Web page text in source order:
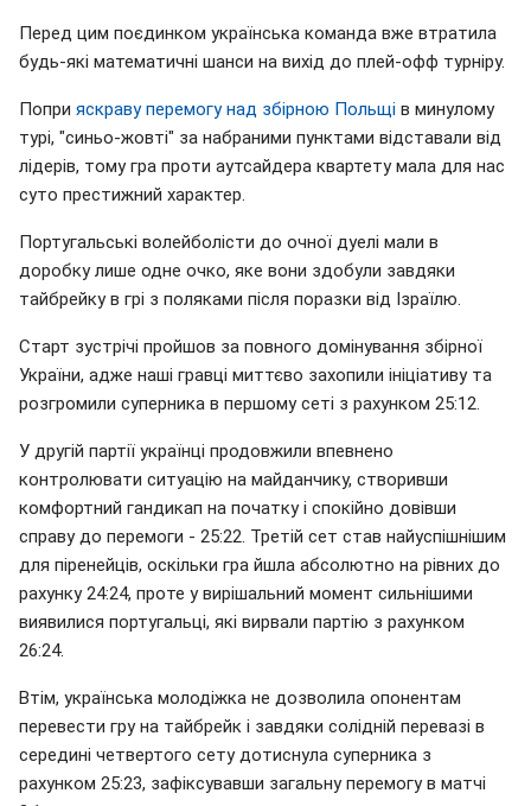
Перед цим поєдинком українська команда вже втратила
будь-які математичні шанси на вихід до плей-офф турніру.
Попри яскраву перемогу над збірною Польщі в минулому
турі, "синьо-жовті" за набраними пунктами відставали від
лідерів, тому гра проти аутсайдера квартету мала для нас
суто престижний характер.
Португальські волейболісти до очної дуелі мали в
доробку лише одне очко, яке вони здобули завдяки
тайбрейку в грі з поляками після поразки від Ізраїлю.
Старт зустрічі пройшов за повного домінування збірної
України, адже наші гравці миттєво захопили ініціативу та
розгромили суперника в першому сеті з рахунком 25:12.
У другій партії українці продовжили впевнено
контролювати ситуацію на майданчику, створивши
комфортний гандикап на початку і спокійно довівши
справу до перемоги - 25:22. Третій сет став найуспішнішим
для піренейців, оскільки гра йшла абсолютно на рівних до
рахунку 24:24, проте у вирішальний момент сильнішими
виявилися португальці, які вирвали партію з рахунком
26:24.
Втім, українська молодіжка не дозволила опонентам
перевести гру на тайбрейк і завдяки солідній перевазі в
середині четвертого сету дотиснула суперника з
рахунком 25:23, зафіксувавши загальну перемогу в матчі